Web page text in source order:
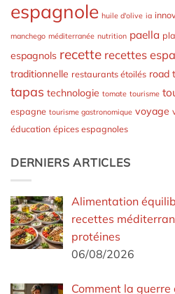
espagnole huile d'olive ia
manchego méditerranée nutrition paella
espagnols recette recettes
traditionnelle restaurants étoilés road
tapas technologie tomate tourisme
espagne tourisme gastronomique voyage
éducation épices espagnoles
DERNIERS ARTICLES
Alimentation
recettes
protéines
06/08/2026
Comment la